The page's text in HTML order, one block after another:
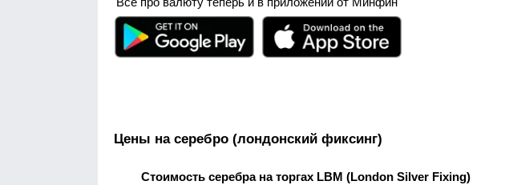
Цены на серебро (лондонский фиксинг)
Стоимость серебра на торгах LBM (London Silver Fixing)